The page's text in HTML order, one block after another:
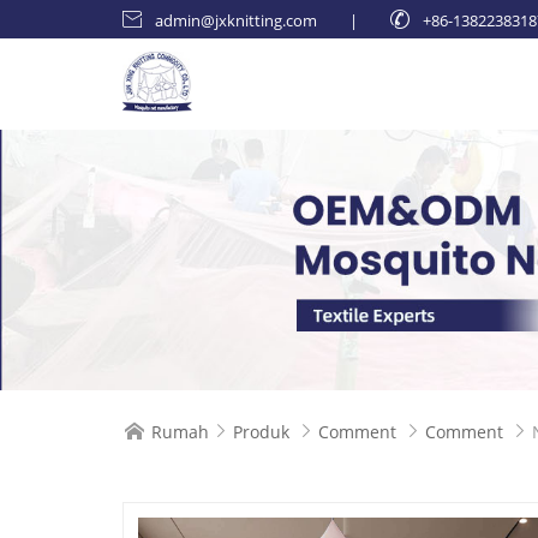
 admin@jxknitting.com |  +86-
 Rumah  Produk  Comment  Comment 